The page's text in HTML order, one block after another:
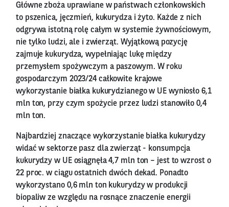
Główne zboża uprawiane w państwach członkowskich
to pszenica, jęczmień, kukurydza i żyto. Każde z nich
odgrywa istotną rolę całym w systemie żywnościowym,
nie tylko ludzi, ale i zwierząt. Wyjątkową pozycję
zajmuje kukurydza, wypełniając lukę między
przemysłem spożywczym a paszowym. W roku
gospodarczym 2023/24 całkowite krajowe
wykorzystanie białka kukurydzianego w UE wyniosło 6,1
mln ton, przy czym spożycie przez ludzi stanowiło 0,4
mln ton.
Najbardziej znaczące wykorzystanie białka kukurydzy
widać w sektorze pasz dla zwierząt - konsumpcja
kukurydzy w UE osiągnęła 4,7 mln ton – jest to wzrost o
22 proc. w ciągu ostatnich dwóch dekad. Ponadto
wykorzystano 0,6 mln ton kukurydzy w produkcji
biopaliw ze względu na rosnące znaczenie energii